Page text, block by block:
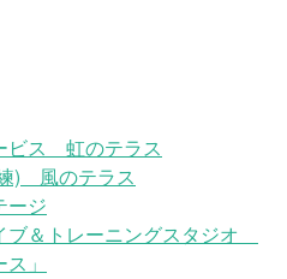
ビス 虹のテラス
) 風のテラス
ージ
ブ＆トレーニングスタジオ
」